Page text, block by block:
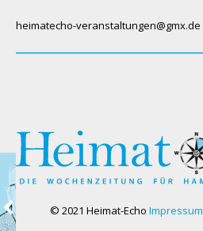
heimatecho-veranstaltungen@gmx.de
© 2021 Heimat-Echo Impressum